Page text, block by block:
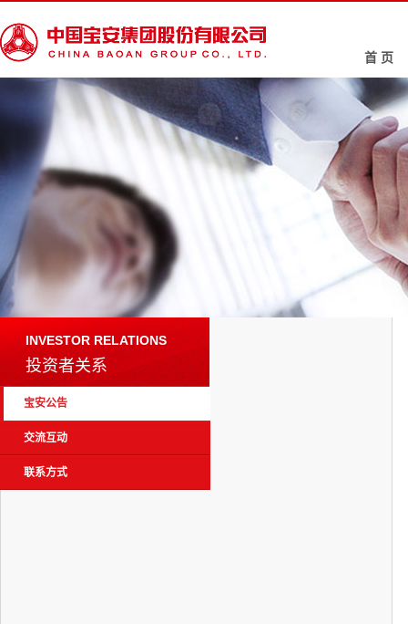
首 页
INVESTOR RELATIONS
投资者关系
宝安公告
交流互动
联系方式